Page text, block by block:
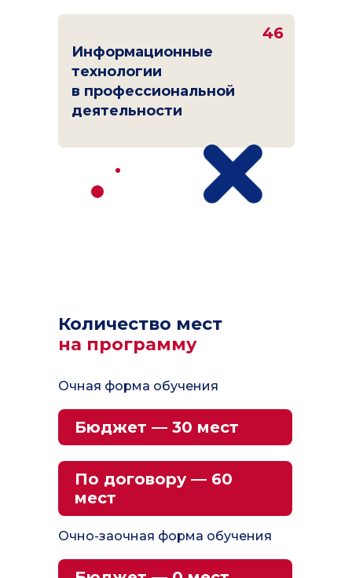
46
Информационные
технологии
в профессиональной
деятельности
Очная форма обучения
Очно-заочная форма обучения
Количество мест
на программу
Бюджет — 30 мест
По договору — 60
мест